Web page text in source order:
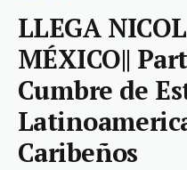
LLEGA
MÉXICO||
Cumbre de
Caribeños